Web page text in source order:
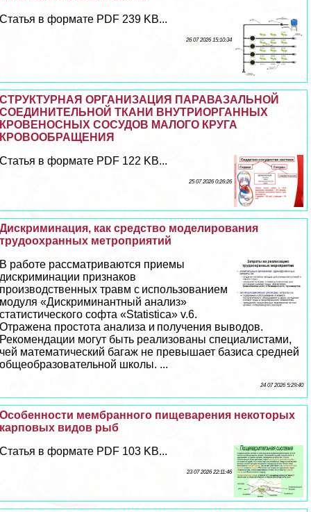
Статья в формате PDF 239 KB...
26 07 2026 15:10:34
СТРУКТУРНАЯ ОРГАНИЗАЦИЯ ПАРАВАЗАЛЬНОЙ
СОЕДИНИТЕЛЬНОЙ ТКАНИ ВНУТРИОРГАННЫХ
КРОВЕНОСНЫХ СОСУДОВ МАЛОГО КРУГА
КРОВООБРАЩЕНИЯ
Статья в формате PDF 122 KB...
25 07 2026 0:26:26
Дискриминация, как средство моделирования
трудоохранных метроприятий
В работе рассматриваются приемы
дискриминации признаков
производственных травм с использованием
модуля «Дискриминантный анализ»
статистического софта «Statistica» v.6.
Отражена простота анализа и получения выводов.
Рекомендации могут быть реализованы специалистами,
чей математический багаж не превышает базиса средней
общеобразовательной школы. ...
24 07 2026 5:29:40
Особенности мембранного пищеварения некоторых
карповых видов рыб
Статья в формате PDF 103 KB...
23 07 2026 22:11:46